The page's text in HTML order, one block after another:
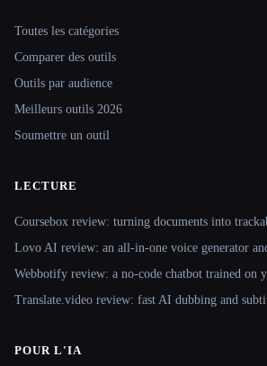
Site navigation
Toutes les catégories
Comparer des outils
Outils par audience
Meilleurs outils 2026
Soumettre un outil
LECTURE
Coursebox review: turning documents into
Lovo AI review: an all-in-one voice generator
Webbotify review: a no-code chatbot trained on
Translate.video review: fast AI dubbing and
POUR L'IA